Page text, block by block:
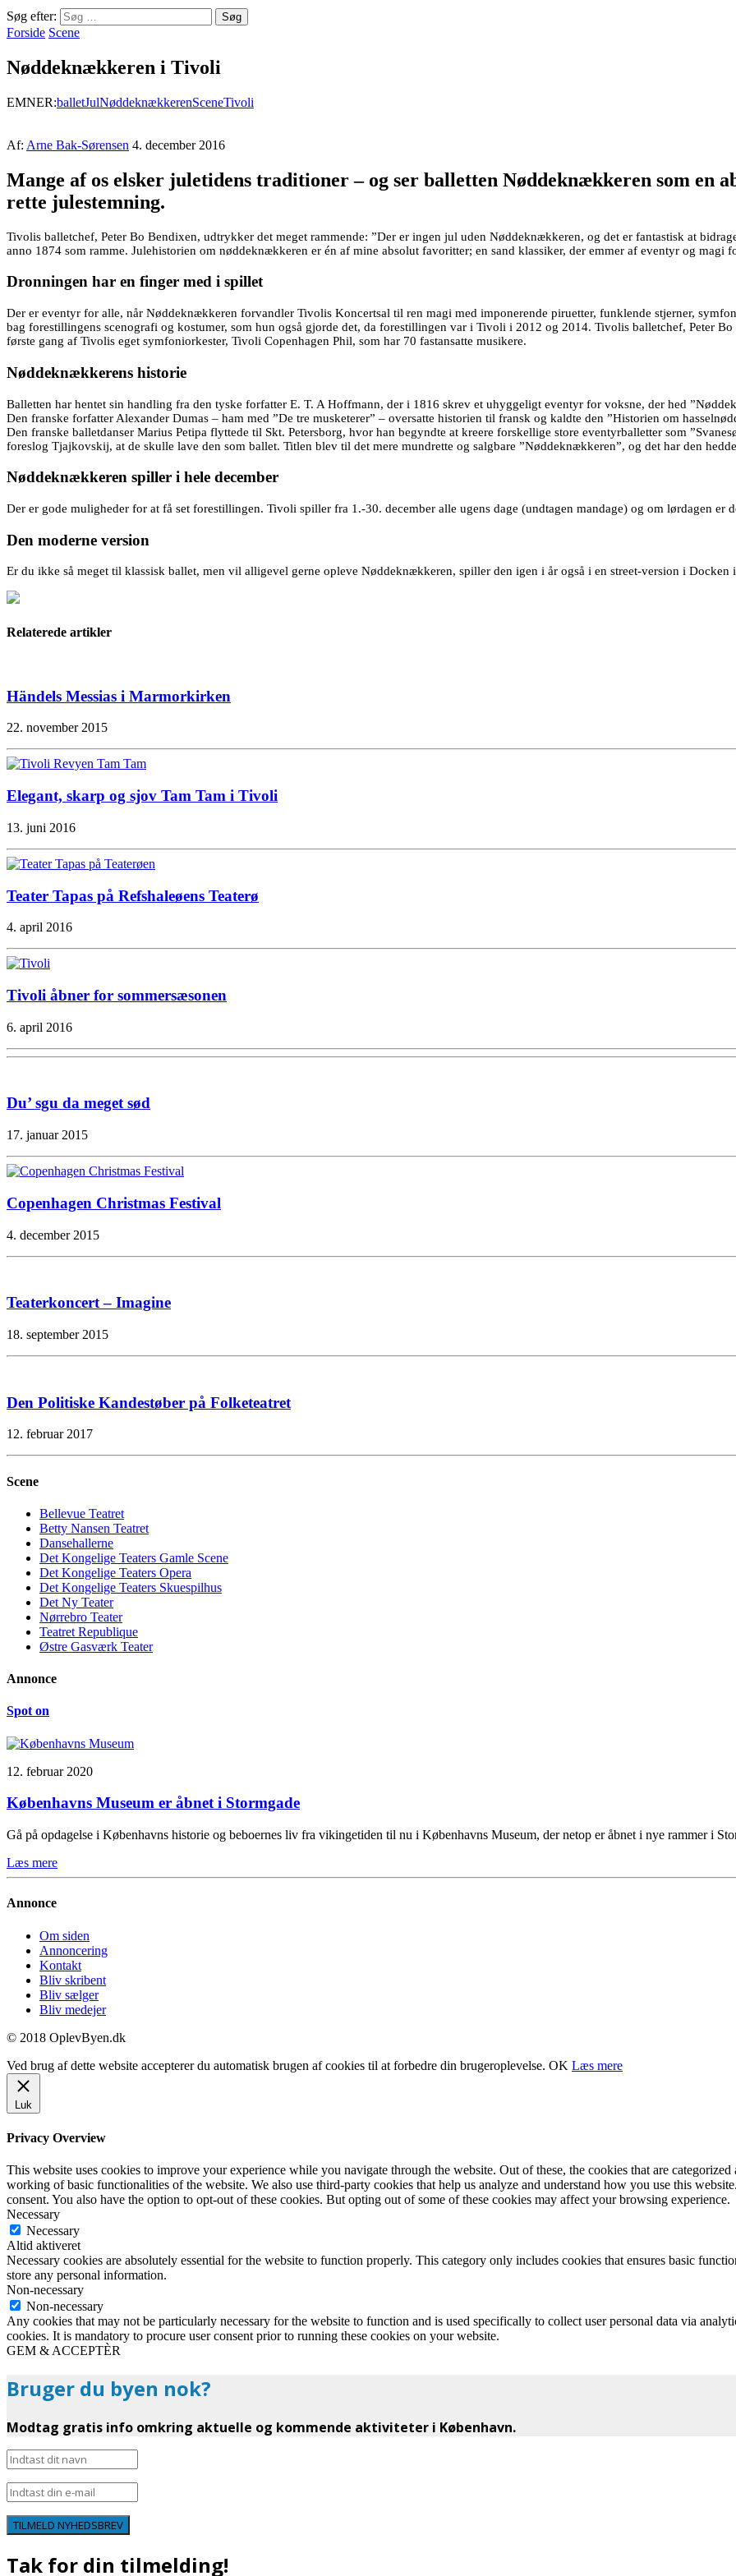
Søg efter:
Forside Scene
Nøddeknækkeren i Tivoli
EMNER:balletJulNøddeknækkerenSceneTivoli
Af: Arne Bak-Sørensen 4. december 2016
Mange af os elsker juletidens traditioner – og ser balletten Nøddeknækkeren som en
rette julestemning.
Tivolis balletchef, Peter Bo Bendixen, udtrykker det meget rammende: ”Der er ingen jul uden Nøddeknækkeren, og det er fantastisk at
anno 1874 som ramme. Julehistorien om nøddeknækkeren er én af mine absolut favoritter; en sand klassiker, der emmer af eventyr og magi
Dronningen har en finger med i spillet
Der er eventyr for alle, når Nøddeknækkeren forvandler Tivolis Koncertsal til ren magi med imponerende piruetter, funklende stjerner,
bag forestillingens scenografi og kostumer, som hun også gjorde det, da forestillingen var i Tivoli i 2012 og 2014. Tivolis balletchef, Peter
første gang af Tivolis eget symfoniorkester, Tivoli Copenhagen Phil, som har 70 fastansatte musikere.
Nøddeknækkerens historie
Balletten har hentet sin handling fra den tyske forfatter E. T. A Hoffmann, der i 1816 skrev et uhyggeligt eventyr for voksne, der hed
Den franske forfatter Alexander Dumas – ham med ”De tre musketerer” – oversatte historien til fransk og kaldte den ”Historien om
Den franske balletdanser Marius Petipa flyttede til Skt. Petersborg, hvor han begyndte at kreere forskellige store eventyrballetter som
foreslog Tjajkovskij, at de skulle lave den som ballet. Titlen blev til det mere mundrette og salgbare ”Nøddeknækkeren”, og det har den
Nøddeknækkeren spiller i hele december
Der er gode muligheder for at få set forestillingen. Tivoli spiller fra 1.-30. december alle ugens dage (undtagen mandage) og om lørdagen er
Den moderne version
Er du ikke så meget til klassisk ballet, men vil alligevel gerne opleve Nøddeknækkeren, spiller den igen i år også i en street-version i Docken
Relaterede artikler
Händels Messias i Marmorkirken
22. november 2015
Elegant, skarp og sjov Tam Tam i Tivoli
13. juni 2016
Teater Tapas på Refshaleøens Teaterø
4. april 2016
Tivoli åbner for sommersæsonen
6. april 2016
Du’ sgu da meget sød
17. januar 2015
Copenhagen Christmas Festival
4. december 2015
Teaterkoncert – Imagine
18. september 2015
Den Politiske Kandestøber på Folketeatret
12. februar 2017
Scene
Bellevue Teatret
Betty Nansen Teatret
Dansehallerne
Det Kongelige Teaters Gamle Scene
Det Kongelige Teaters Opera
Det Kongelige Teaters Skuespilhus
Det Ny Teater
Nørrebro Teater
Teatret Republique
Østre Gasværk Teater
Annonce
Spot on
12. februar 2020
Københavns Museum er åbnet i Stormgade
Gå på opdagelse i Københavns historie og beboernes liv fra vikingetiden til nu i Københavns Museum, der netop er åbnet i nye rammer i
Læs mere
Annonce
Om siden
Annoncering
Kontakt
Bliv skribent
Bliv sælger
Bliv medejer
© 2018 OplevByen.dk
Ved brug af dette website accepterer du automatisk brugen af cookies til at forbedre din brugeroplevelse. OK Læs mere
Luk
Privacy Overview
This website uses cookies to improve your experience while you navigate through the website. Out of these, the cookies that are categorized
working of basic functionalities of the website. We also use third-party cookies that help us analyze and understand how you use this
consent. You also have the option to opt-out of these cookies. But opting out of some of these cookies may affect your browsing experience.
Necessary
Necessary
Altid aktiveret
Necessary cookies are absolutely essential for the website to function properly. This category only includes cookies that ensures basic
store any personal information.
Non-necessary
Non-necessary
Any cookies that may not be particularly necessary for the website to function and is used specifically to collect user personal data via
cookies. It is mandatory to procure user consent prior to running these cookies on your website.
GEM & ACCEPTÈR
Bruger du byen nok?
Modtag gratis info omkring aktuelle og kommende aktiviteter i København.
TILMELD NYHEDSBREV
Tak for din tilmelding!